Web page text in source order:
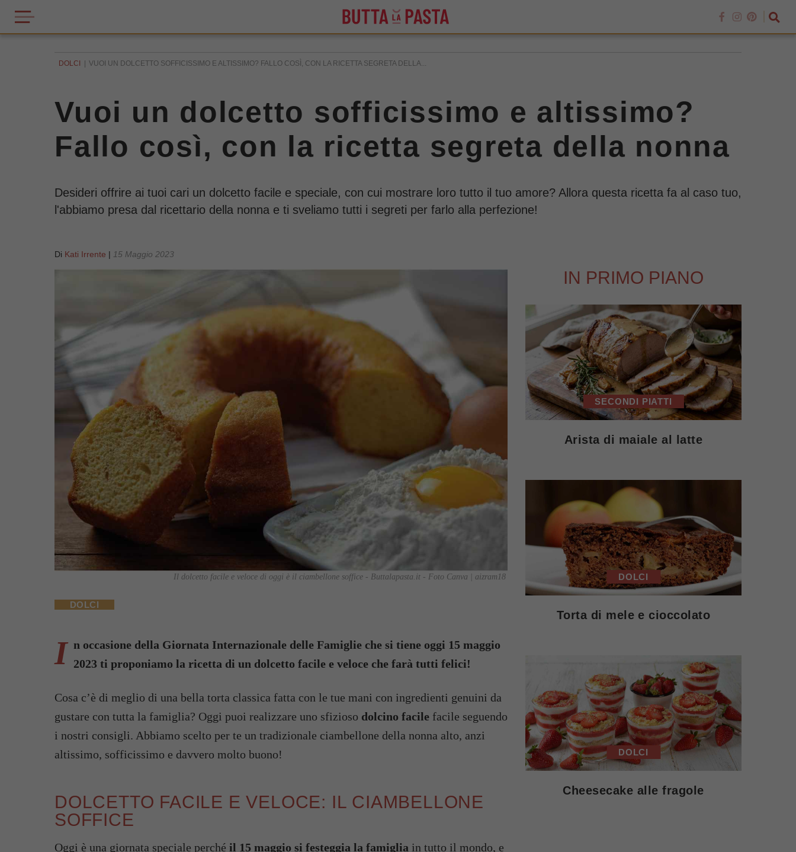
DOLCI VUOI UN DOLCETTO SOFFICISSIMO E ALTISSIMO? FALLO COSÌ, CON LA RICETTA SEGRETA DELLA...
Vuoi un dolcetto sofficissimo e altissimo?
Fallo così, con la ricetta segreta della nonna
Desideri offrire ai tuoi cari un dolcetto facile e speciale, con cui mostrare loro tutto il tuo amore? Allora questa ricetta fa al caso tuo,
l'abbiamo presa dal ricettario della nonna e ti sveliamo tutti i segreti per farlo alla perfezione!
Di Kati Irrente | 15 Maggio 2023
Il dolcetto facile e veloce di oggi è il ciambellone soffice - Buttalapasta.it - Foto Canva | aizram18
DOLCI
I n occasione della Giornata Internazionale delle Famiglie che si tiene oggi 15 maggio
2023 ti proponiamo la ricetta di un dolcetto facile e veloce che farà tutti felici!
Cosa c’è di meglio di una bella torta classica fatta con le tue mani con ingredienti genuini da
gustare con tutta la famiglia? Oggi puoi realizzare uno sfizioso dolcino facile facile seguendo
i nostri consigli. Abbiamo scelto per te un tradizionale ciambellone della nonna alto, anzi
altissimo, sofficissimo e davvero molto buono!
DOLCETTO FACILE E VELOCE: IL CIAMBELLONE
SOFFICE
Oggi è una giornata speciale perché il 15 maggio si festeggia la famiglia in tutto il mondo, e
IN PRIMO PIANO
SECONDI PIATTI
Arista di maiale al latte
DOLCI
Torta di mele e cioccolato
DOLCI
Cheesecake alle fragole